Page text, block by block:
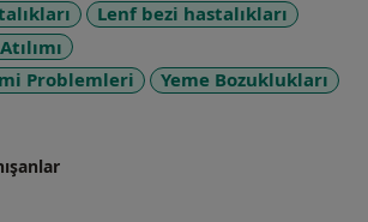
Lenf bezi hastalıkları
Problemleri
Yeme Bozuklukları